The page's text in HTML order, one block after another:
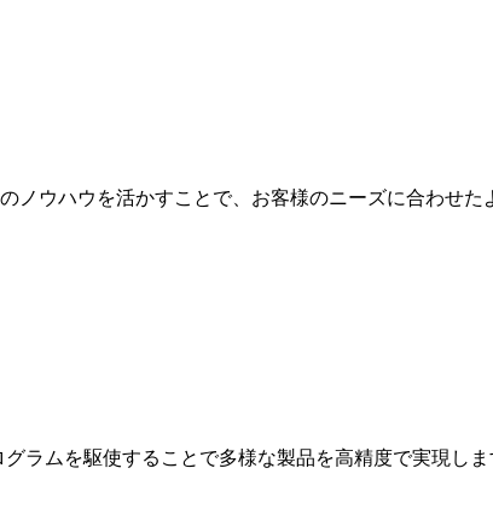
ノウハウを活かすことで、お客様のニーズに合わせた
ラムを駆使することで多様な製品を高精度で実現し